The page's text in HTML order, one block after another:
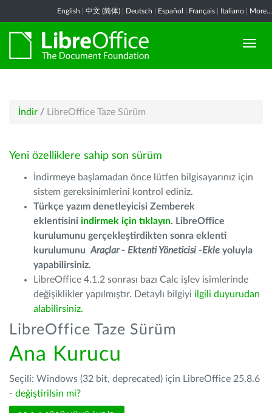
English 中文 (简体) Deutsch Español Français Italiano More...
İndir / LibreOffice Taze Sürüm
Yeni özelliklere sahip son sürüm
İndirmeye başlamadan önce lütfen bilgisayarınız için
sistem gereksinimlerini kontrol ediniz.
Türkçe yazım denetleyicisi Zemberek
eklentisini indirmek için tıklayın. LibreOffice
kurulumunu gerçekleştirdikten sonra eklenti
kurulumunu Araçlar - Ektenti Yöneticisi -Ekle yoluyla
yapabilirsiniz.
LibreOffice 4.1.2 sonrası bazı Calc işlev isimlerinde
değişiklikler yapılmıştır. Detaylı bilgiyi ilgili duyurudan
alabilirsiniz.
LibreOffice Taze Sürüm
Ana Kurucu
Seçili: Windows (32 bit, deprecated) için LibreOffice 25.8.6
- değiştirilsin mi?